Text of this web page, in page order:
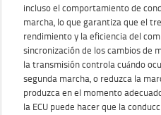
incluso el comportamiento de
marcha, lo que garantiza que el
rendimiento y la eficiencia del
sincronización de los cambios de
la transmisión controla cuándo
segunda marcha, o reduzca la
produzca en el momento
la ECU puede hacer que la